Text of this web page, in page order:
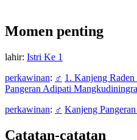
Momen penting
lahir: Istri Ke 1
perkawinan: ♂ 1. Kanjeng
Pangeran Adipati
perkawinan: ♂ Kanjeng
Catatan-catatan